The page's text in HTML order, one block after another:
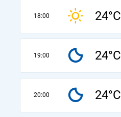
18:00 24°C
19:00 24°C
20:00 24°C